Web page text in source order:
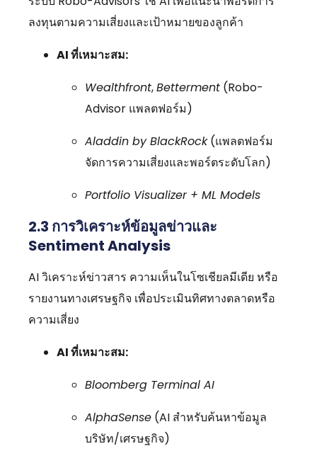
ลงทุนตามความเสี่ยงและเป้าหมายของลูกค้า
AI ที่เหมาะสม:
Wealthfront,Betterment (Robo-
Advisor แพลตฟอร์ม)
Aladdin by BlackRock(แพลตฟอร์ม
จัดการความเสี่ยงและพอร์ตระดับโลก)
Portfolio Visualizer + ML Models
2.3 การวิเคราะห์ข้อมูลข่าวและ
Sentiment Analysis
AI วิเคราะห์ข่าวสาร ความเห็นในโซเชียลมีเดีย หรือ
รายงานทางเศรษฐกิจ เพื่อประเมินทิศทางตลาดหรือ
ความเสี่ยง
AI ที่เหมาะสม:
Bloomberg Terminal AI
AlphaSense (AI สำหรับค้นหาข้อมูล
บริษัท/เศรษฐกิจ)